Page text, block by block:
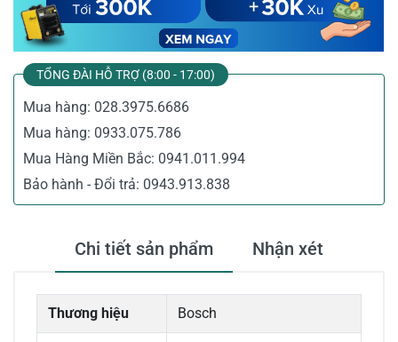
TỔNG ĐÀI HỖ TRỢ (8:00 - 17:00)
Mua hàng: 028.3975.6686
Mua hàng: 0933.075.786
Mua Hàng Miền Bắc: 0941.011.994
Bảo hành - Đổi trả: 0943.913.838
Chi tiết sản phẩm Nhận xét
Thương hiệu Bosch